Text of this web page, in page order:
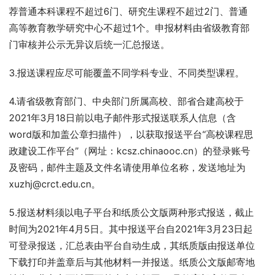
荐普通本科课程不超过6门、研究生课程不超过2门、普通
高等教育教学研究中心不超过1个。申报材料由省级教育部
门审核并公示无异议后统一汇总报送。
3.报送课程应尽可能覆盖不同学科专业、不同类型课程。
4.请省级教育部门、中央部门所属高校、部省合建高校于
2021年3月18日前以电子邮件形式报送联系人信息（含
word版和加盖公章扫描件），以获取报送平台“高校课程思
政建设工作平台”（网址：kcsz.chinaooc.cn）的登录账号
及密码，邮件主题及文件名请使用单位名称，发送地址为
xuzhj@crct.edu.cn。
5.报送材料须以电子平台和纸质公文版两种形式报送，截止
时间为2021年4月5日。其中报送平台自2021年3月23日起
可登录报送，汇总表由平台自动生成，其纸质版由报送单位
下载打印并盖章后与其他材料一并报送。纸质公文版邮寄地